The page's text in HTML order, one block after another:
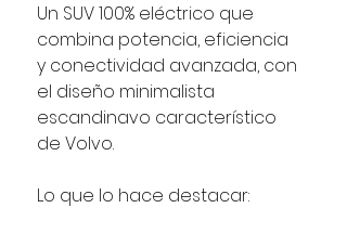
Un SUV 100% eléctrico que
combina potencia, eficiencia
y conectividad avanzada, con
el diseño minimalista
escandinavo característico
de Volvo.
Lo que lo hace destacar: